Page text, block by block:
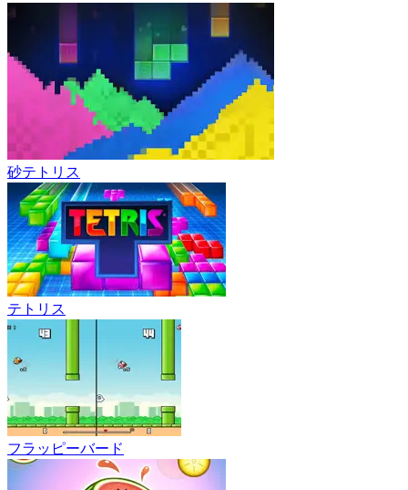
砂テトリス
テトリス
フラッピーバード